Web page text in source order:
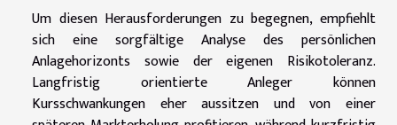
Um diesen Herausforderungen zu begegnen, empfiehlt
sich eine sorgfältige Analyse des persönlichen
Anlagehorizonts sowie der eigenen Risikotoleranz.
Langfristig orientierte Anleger können
Kursschwankungen eher aussitzen und von einer